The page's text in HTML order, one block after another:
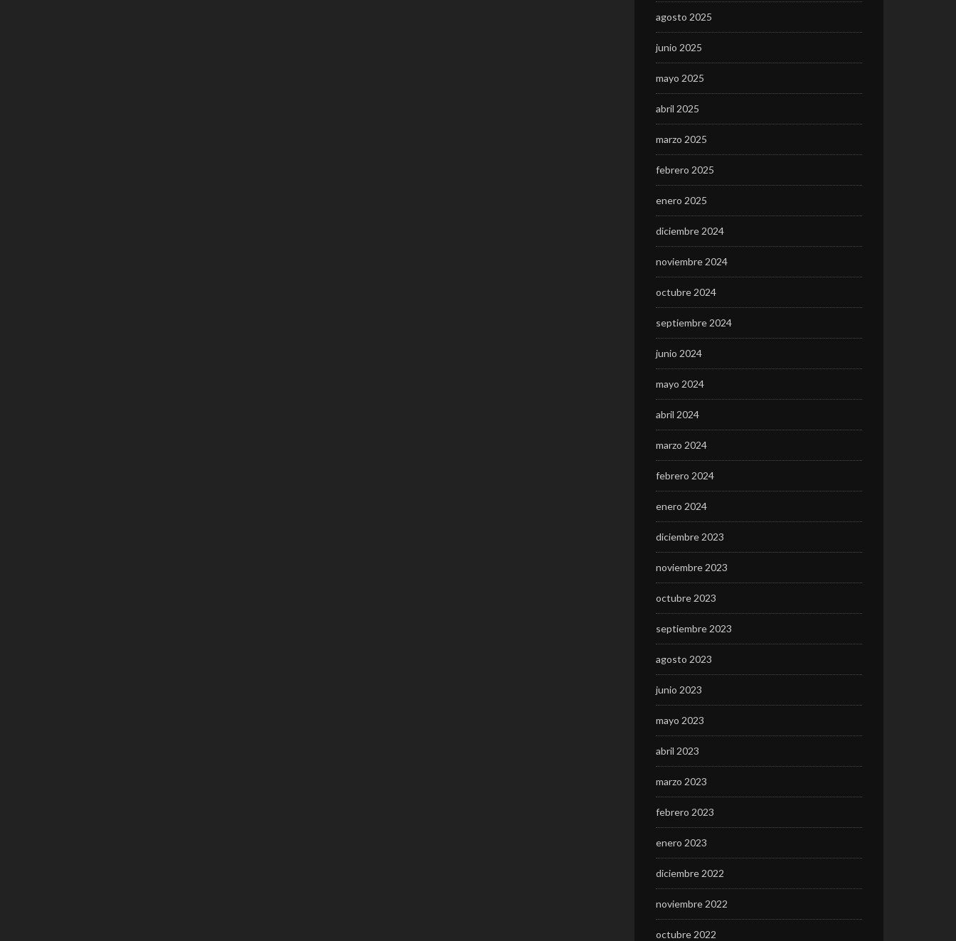
agosto 2025
junio 2025
mayo 2025
abril 2025
marzo 2025
febrero 2025
enero 2025
diciembre 2024
noviembre 2024
octubre 2024
septiembre 2024
junio 2024
mayo 2024
abril 2024
marzo 2024
febrero 2024
enero 2024
diciembre 2023
noviembre 2023
octubre 2023
septiembre 2023
agosto 2023
junio 2023
mayo 2023
abril 2023
marzo 2023
febrero 2023
enero 2023
diciembre 2022
noviembre 2022
octubre 2022